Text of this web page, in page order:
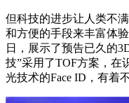
但科技的进步让人类不
和方便的手段来丰富体
日，展示了预告已久的
技”采用了TOF方案，在
光技术的Face ID，有着